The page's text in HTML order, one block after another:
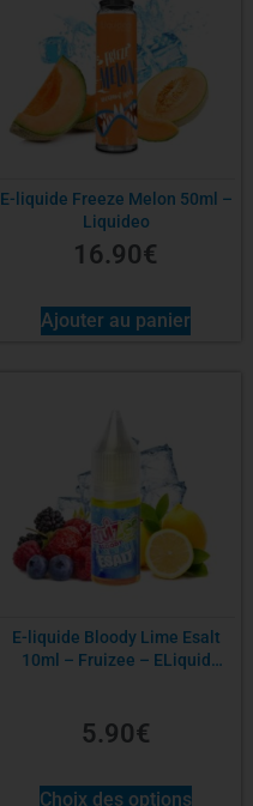
E-liquide Freeze Melon 50ml –
Liquideo
16.90€
Ajouter au panier
E-liquide Bloody Lime Esalt
10ml – Fruizee – ELiquid
5.90€
Choix des options